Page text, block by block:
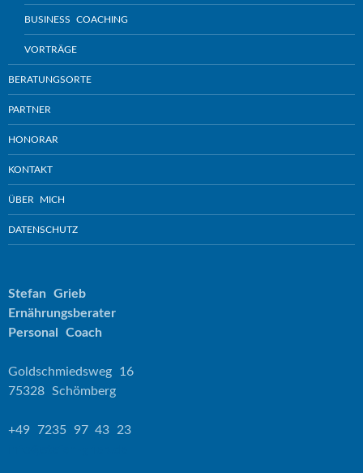
BUSINESS COACHING
VORTRÄGE
BERATUNGSORTE
PARTNER
HONORAR
KONTAKT
ÜBER MICH
DATENSCHUTZ
Stefan Grieb
Ernährungsberater
Personal Coach
Goldschmiedsweg 16
75328 Schömberg
+49 7235 97 43 23